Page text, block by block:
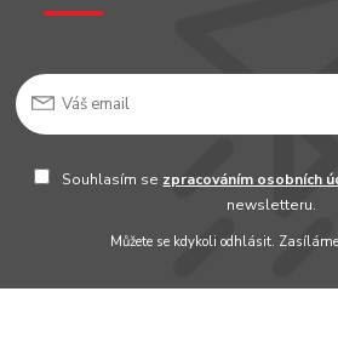
Souhlasím se zpracováním osobních
newsletteru.
Můžete se kdykoli odhlásit.